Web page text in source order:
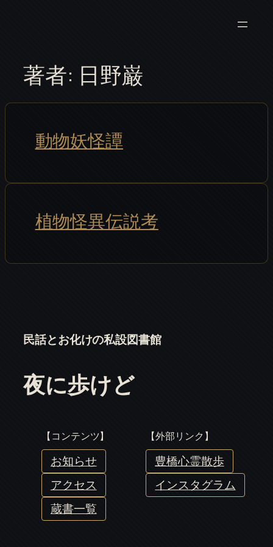
プ
著者: 日野巌
動物妖怪譚
植物怪異伝説考
民話とお化けの私設図書館
夜に歩けど
【コンテンツ】
お知らせ
アクセス
蔵書一覧
【外部リンク】
豊橋心霊散歩
インスタグラム